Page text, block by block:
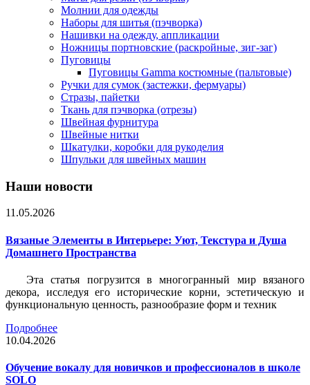
Молнии для одежды
Наборы для шитья (пэчворка)
Нашивки на одежду, аппликации
Ножницы портновские (раскройные, зиг-заг)
Пуговицы
Пуговицы Gamma костюмные (пальтовые)
Ручки для сумок (застежки, фермуары)
Стразы, пайетки
Ткань для пэчворка (отрезы)
Швейная фурнитура
Швейные нитки
Шкатулки, коробки для рукоделия
Шпульки для швейных машин
Наши новости
11.05.2026
Вязаные Элементы в Интерьере: Уют, Текстура и Душа
Домашнего Пространства
Эта статья погрузится в многогранный мир вязаного
декора, исследуя его исторические корни, эстетическую и
функциональную ценность, разнообразие форм и техник
Подробнее
10.04.2026
Обучение вокалу для новичков и профессионалов в школе
SOLO